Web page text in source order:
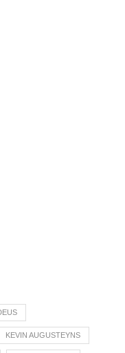
KEVIN AUGUSTEYNS